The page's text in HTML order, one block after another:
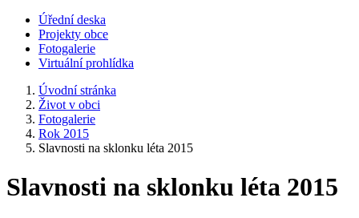
Úřední deska
Projekty obce
Fotogalerie
Virtuální prohlídka
Úvodní stránka
Život v obci
Fotogalerie
Rok 2015
Slavnosti na sklonku léta 2015
Slavnosti na sklonku léta 2015